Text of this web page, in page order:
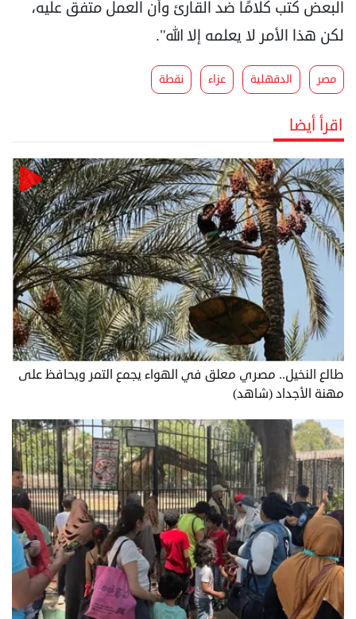
البعض كتب كلامًا ضد القارئ وأن العمل متفق عليه،
لكن هذا الأمر لا يعلمه إلا الله".
مصر الدقهلية عزاء نقطة
اقرأ أيضا
طالع النخيل.. مصري معلق في الهواء يجمع التمر ويحافظ على
مهنة الأجداد (شاهد)